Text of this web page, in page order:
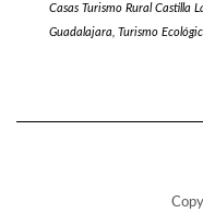
Casas Turismo Rural Castilla
Guadalajara Turismo